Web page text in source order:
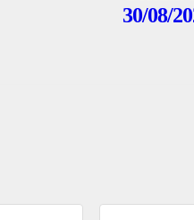
30/08/